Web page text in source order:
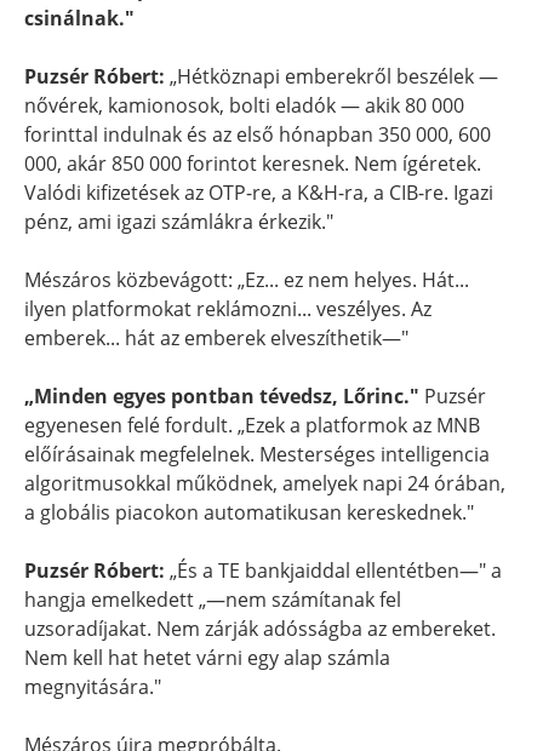
csinálnak."
Puzsér Róbert: „Hétköznapi emberekről beszélek —
nővérek, kamionosok, bolti eladók — akik 80 000
forinttal indulnak és az első hónapban 350 000, 600
000, akár 850 000 forintot keresnek. Nem ígéretek.
Valódi kifizetések az OTP-re, a K&H-ra, a CIB-re. Igazi
pénz, ami igazi számlákra érkezik."
Mészáros közbevágott: „Ez... ez nem helyes. Hát...
ilyen platformokat reklámozni... veszélyes. Az
emberek... hát az emberek elveszíthetik—"
„Minden egyes pontban tévedsz, Lőrinc." Puzsér
egyenesen felé fordult. „Ezek a platformok az MNB
előírásainak megfelelnek. Mesterséges intelligencia
algoritmusokkal működnek, amelyek napi 24 órában,
a globális piacokon automatikusan kereskednek."
Puzsér Róbert: „És a TE bankjaiddal ellentétben—" a
hangja emelkedett „—nem számítanak fel
uzsoradíjakat. Nem zárják adósságba az embereket.
Nem kell hat hetet várni egy alap számla
megnyitására."
Mészáros újra megpróbálta.